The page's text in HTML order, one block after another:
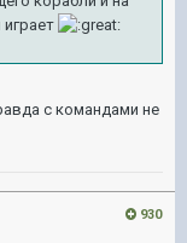
с командами не
930